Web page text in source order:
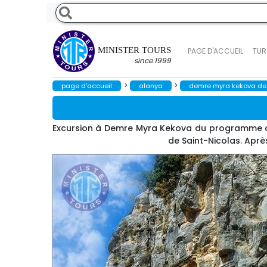
MINISTER TOURS
since 1999
PAGE D'ACCUEIL
page d'accueil > alanya > demre myra kekova
Excursion à Demre Myra Kekova du
de Saint-Nicolas.